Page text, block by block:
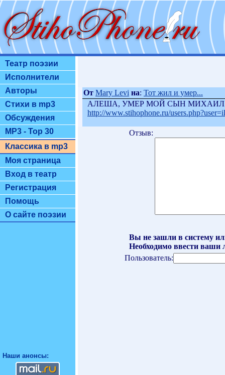
Театр поэзии
Исполнители
Авторы
Стихи в mp3
Обсуждения
MP3 - Top 30
Классика в mp3
Моя страница
Вход в театр
Регистрация
Помощь
О сайте поэзии
Наши анонсы:
От Mary Levi на: Тот жил и умер...
АЛЕША, УМЕР МОЙ СЫН МИХАИЛ
http://www.stihophone.ru/
Отзыв:
Вы не зашли в систему
Необходимо ввести ваши
Пользователь: